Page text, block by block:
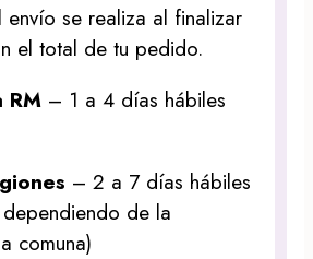
envío se realiza al finalizar
el total de tu pedido.
RM – 1 a 4 días hábiles
– 2 a 7 días hábiles
de la
comuna)